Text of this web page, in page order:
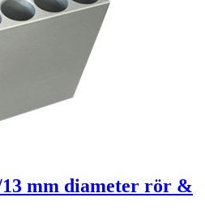
13 mm diameter rör &